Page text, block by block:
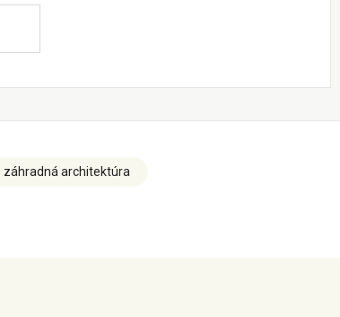
záhradná architektúra